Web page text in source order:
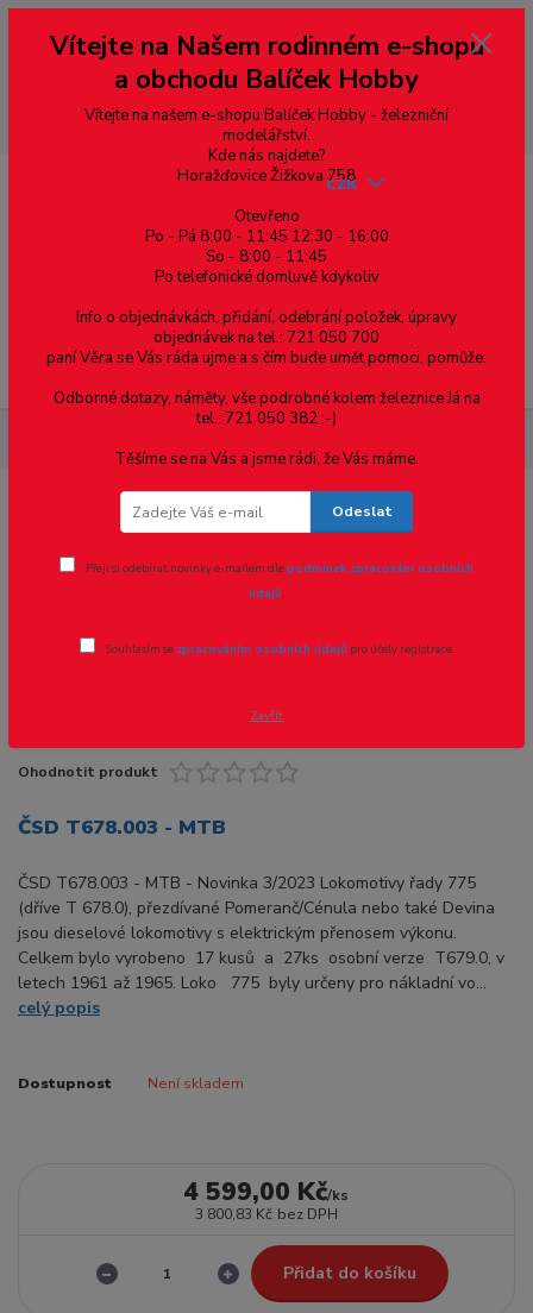
--- pro zákazníky ze Slovenska a jiných zemí, pokud chcete platit v eurech
přepněte si e-shop na euro 💶 pro přepočet měny - pravý horní roh ---
dobírky – pokud si z nějakého důvodu zásilku nevyzvednete, bude po
domluvě zaslána znovu s opětovnou platbou za poštovné, v opačném
případě bude zrušena a účet přidán na blacklist a rušeny následující
objednávky.
Menu
CZK
ČSD T678.003 - MTB
Ohodnotit produkt
ČSD T678.003 - MTB
ČSD T678.003 - MTB - Novinka 3/2023 Lokomotivy řady 775
(dříve T 678.0), přezdívané Pomeranč/Cénula nebo také Devina
jsou dieselové lokomotivy s elektrickým přenosem výkonu.
Celkem bylo vyrobeno 17 kusů a 27ks osobní verze T679.0, v
letech 1961 až 1965. Loko 775 byly určeny pro nákladní vo...
celý popis
Dostupnost Není skladem
4 599,00 Kč/ks
3 800,83 Kč bez DPH
Přidat do košíku
Vítejte na Našem rodinném e-shopu
a obchodu Balíček Hobby
Vítejte na našem e-shopu Balíček Hobby - železniční
modelářství.
Kde nás najdete?
Horažďovice Žižkova 758
Otevřeno
Po - Pá 8:00 - 11:45 12:30 - 16:00
So - 8:00 - 11:45
Po telefonické domluvě kdykoliv
Info o objednávkách, přidání, odebrání položek, úpravy
objednávek na tel.: 721 050 700
paní Věra se Vás ráda ujme a s čím bude umět pomoci, pomůže.
Odborné dotazy, náměty, vše podrobné kolem železnice Já na
tel.: 721 050 382 :-)
Těšíme se na Vás a jsme rádi, že Vás máme.
Odeslat
Přeji si odebírat novinky e-mailem dlepodmínek zpracování osobních
údajů.
Souhlasím se zpracováním osobních údajů pro účely registrace.
Zavřít